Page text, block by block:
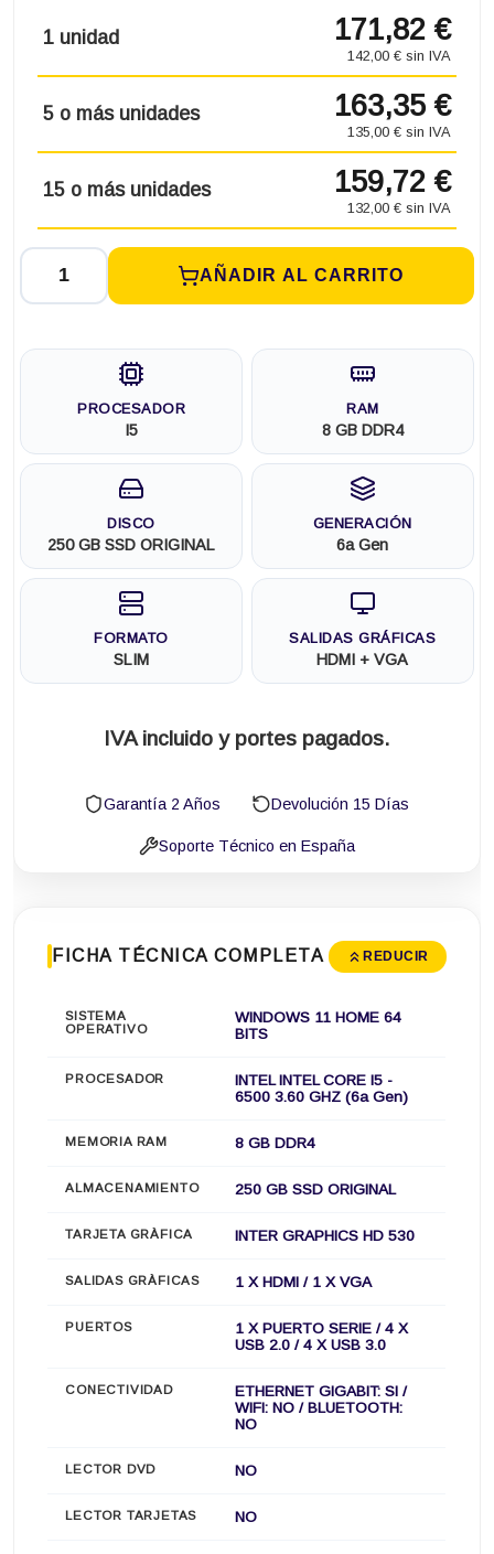
1 unidad 171,82 €
142,00 € sin IVA
5 o más unidades 163,35 €
135,00 € sin IVA
15 o más unidades 159,72 €
132,00 € sin IVA
AÑADIR AL CARRITO
PROCESADOR
I5
RAM
8 GB DDR4
DISCO
250 GB SSD ORIGINAL
GENERACIÓN
6a Gen
FORMATO
SLIM
SALIDAS GRÁFICAS
HDMI + VGA
IVA incluido y portes pagados.
Garantía 2 Años Devolución 15 Días
Soporte Técnico en España
FICHA TÉCNICA COMPLETA REDUCIR
SISTEMA
OPERATIVO
WINDOWS 11 HOME 64
BITS
PROCESADOR
INTEL INTEL CORE I5 -
6500 3.60 GHZ (6a Gen)
MEMORIA RAM 8 GB DDR4
ALMACENAMIENTO 250 GB SSD ORIGINAL
TARJETA GRÀFICA INTER GRAPHICS HD 530
SALIDAS GRÀFICAS 1 X HDMI / 1 X VGA
PUERTOS
1 X PUERTO SERIE / 4 X
USB 2.0 / 4 X USB 3.0
CONECTIVIDAD
ETHERNET GIGABIT: SI /
WIFI: NO / BLUETOOTH:
NO
LECTOR DVD NO
LECTOR TARJETAS NO